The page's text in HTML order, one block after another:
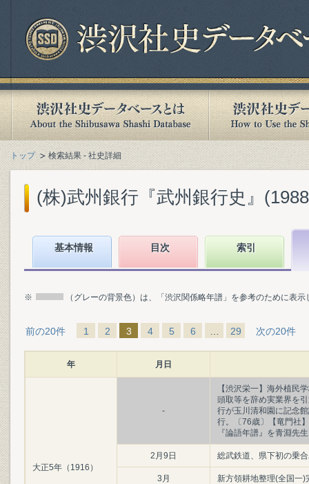
トップ 検索結果 - 社史詳細
(株)武州銀行『武州銀行史』
基本情報 目次 索引
※ （グレーの背景色）は、「渋沢関係略年譜」を参考のために表
前の20件 1 2 3 4 5 6 29 次の20件
年 月日
大正5年（1916）
-
【渋沢栄一】海外植民
頭取等を辞め実業界を
行が玉川清和園に記念
行。〔76歳〕【竜門社
『論語年譜』を青淵先
2月9日 総武鉄道、県下初の乗
3月 新方領耕地整理(全国一)